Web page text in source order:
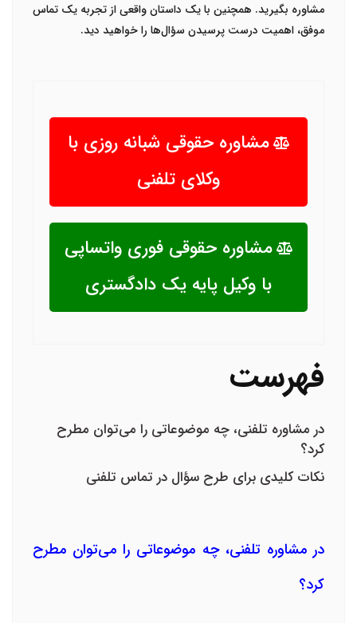
مشاوره بگیرید. همچنین با یک داستان واقعی از تجربه یک تماس
موفق، اهمیت درست پرسیدن سؤال‌ها را خواهید دید.
مشاوره حقوقی شبانه روزی با
وکلای تلفنی
مشاوره حقوقی فوری واتساپی
با وکیل پایه یک دادگستری
فهرست
در مشاوره تلفنی، چه موضوعاتی را می‌توان مطرح
کرد؟
نکات کلیدی برای طرح سؤال در تماس تلفنی
در مشاوره تلفنی، چه موضوعاتی را می‌توان مطرح
کرد؟